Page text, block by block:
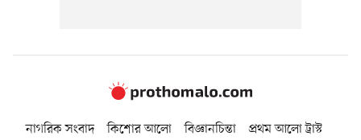
নাগরিক সংবাদ কিশোর আলো বিজ্ঞানচিন্তা
প্রথম আলো ট্রাস্ট